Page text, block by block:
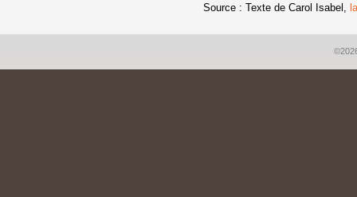
Source : Texte de Carol Isabel,